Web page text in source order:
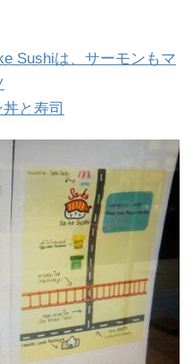
Sushiは、サーモンもマ
と寿司